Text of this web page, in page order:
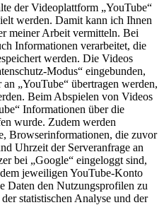
der Videoplattform „YouTube“
werden. Damit kann ich Ihnen
meiner Arbeit vermitteln. Bei
Informationen verarbeitet, die
werden. Die Videos
Modus“ eingebunden,
„YouTube“ übertragen werden,
Beim Abspielen von Videos
Informationen über die
wurde. Zudem werden
Browserinformationen, die zuvor
Uhrzeit der Serveranfrage an
bei „Google“ eingeloggt sind,
jeweiligen YouTube-Konto
Daten den Nutzungsprofilen zu
statistischen Analyse und der